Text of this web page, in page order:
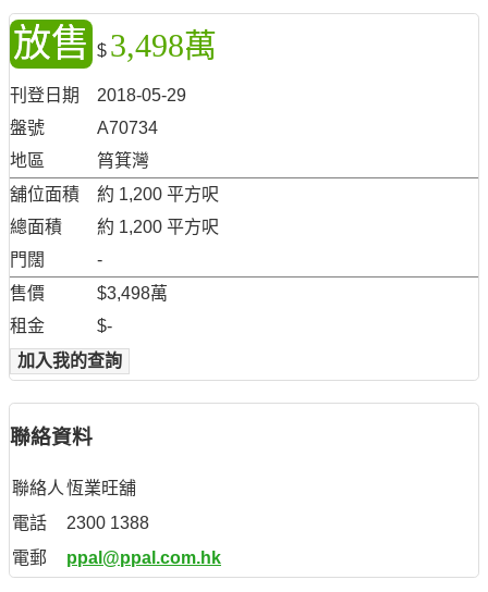
放售 $ 3,498萬
刊登日期
2018-05-29
盤號
A70734
地區
筲箕灣
舖位面積
約 1,200 平方呎
總面積
約 1,200 平方呎
門闊
-
售價
$3,498萬
租金
$-
加入我的查詢
聯絡資料
聯絡人 恆業旺舖
電話
2300 1388
電郵
ppal@ppal.com.hk